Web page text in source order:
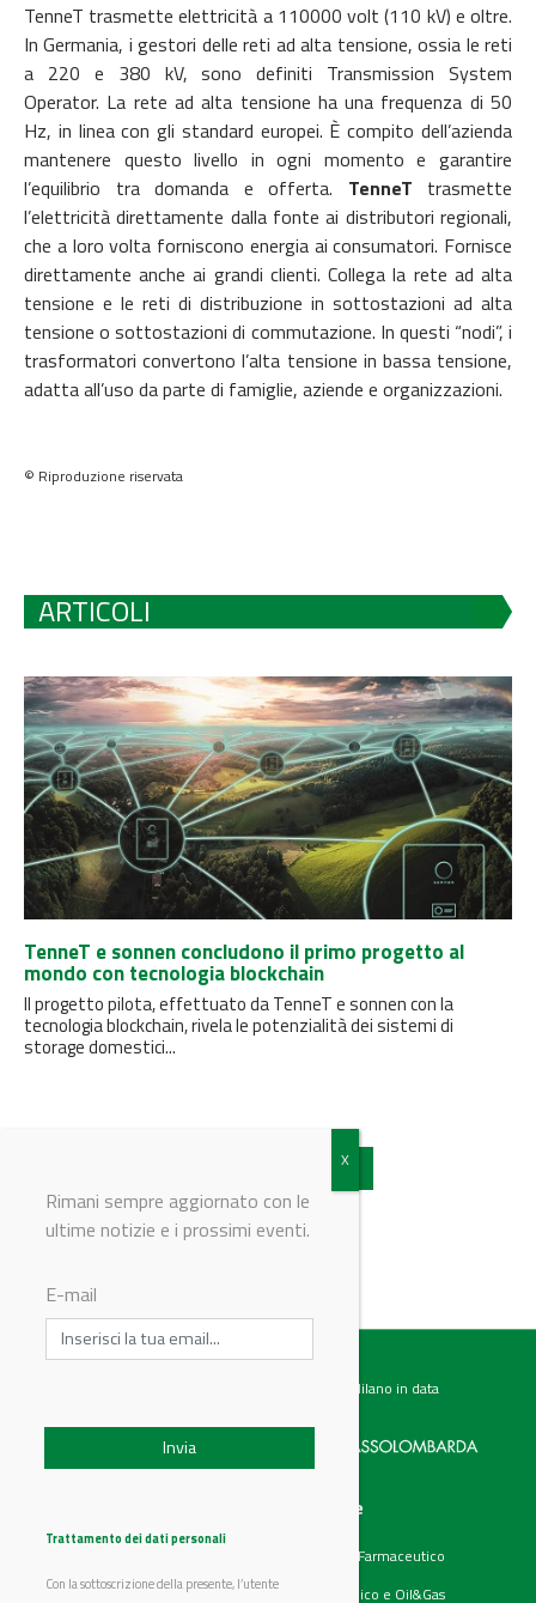
TenneT trasmette elettricità a 110000 volt (110 kV) e oltre.
In Germania, i gestori delle reti ad alta tensione, ossia le reti
a 220 e 380 kV, sono definiti Transmission System
Operator. La rete ad alta tensione ha una frequenza di 50
Hz, in linea con gli standard europei. È compito dell’azienda
mantenere questo livello in ogni momento e garantire
l’equilibrio tra domanda e offerta. TenneT trasmette
l’elettricità direttamente dalla fonte ai distributori regionali,
che a loro volta forniscono energia ai consumatori. Fornisce
direttamente anche ai grandi clienti. Collega la rete ad alta
tensione e le reti di distribuzione in sottostazioni ad alta
tensione o sottostazioni di commutazione. In questi “nodi”, i
trasformatori convertono l’alta tensione in bassa tensione,
adatta all’uso da parte di famiglie, aziende e organizzazioni.
© Riproduzione riservata
ARTICOLI
TenneT e sonnen concludono il primo progetto al
mondo con tecnologia blockchain
Il progetto pilota, effettuato da TenneT e sonnen con la
tecnologia blockchain, rivela le potenzialità dei sistemi di
storage domestici...
Vedi tutti gli articoli
Testata giornalistica registrata presso il Tribunale di Milano in data
Chi siamo
Prodotti
Aziende
Categorie
Chimico e Farmaceutico
Petrolchimico e Oil&Gas
Rimani sempre aggiornato con le
ultime notizie e i prossimi eventi.
E-mail
Trattamento dei dati personali
Con la sottoscrizione della presente, l’utente